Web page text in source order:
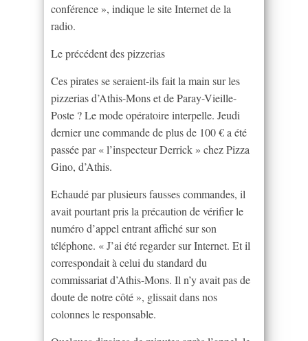
conférence », indique le site Internet de la
radio.
Le précédent des pizzerias
Ces pirates se seraient-ils fait la main sur les
pizzerias d’Athis-Mons et de Paray-Vieille-
Poste ? Le mode opératoire interpelle. Jeudi
dernier une commande de plus de 100 € a été
passée par « l’inspecteur Derrick » chez Pizza
Gino, d’Athis.
Echaudé par plusieurs fausses commandes, il
avait pourtant pris la précaution de vérifier le
numéro d’appel entrant affiché sur son
téléphone. « J’ai été regarder sur Internet. Et il
correspondait à celui du standard du
commissariat d’Athis-Mons. Il n’y avait pas de
doute de notre côté », glissait dans nos
colonnes le responsable.